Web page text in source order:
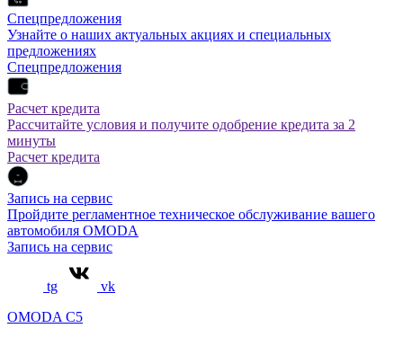
Спецпредложения
Узнайте о наших актуальных акциях и специальных
предложениях
Спецпредложения
Расчет кредита
Рассчитайте условия и получите одобрение кредита за 2
минуты
Расчет кредита
Запись на сервис
Пройдите регламентное техническое обслуживание вашего
автомобиля OMODA
Запись на сервис
tg
vk
OMODA C5